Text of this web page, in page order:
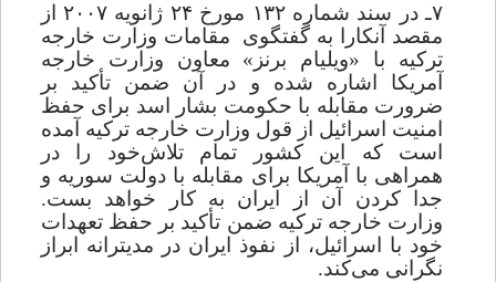
۷ـ در سند شماره ۱۳۲ مورخ ۲۴ ژانویه ۲۰۰۷ از
مقصد آنکارا به گفتگوی
مقامات وزارت خارجه
ترکیه با «ویلیام برنز» معاون وزارت خارجه
آمریکا اشاره شده و در آن ضمن تأکید بر
ضرورت مقابله با حکومت بشار اسد برای حفظ
امنیت اسرائیل از قول وزارت خارجه ترکیه ‌آمده
است که ‌این کشور تمام ‌تلاش‌خود را در
همراهی با آمریکا برای مقابله با دولت سوریه و
جدا کردن آن از ایران به کار خواهد بست.
وزارت خارجه ترکیه‌ ضمن تأکید بر حفظ تعهدات‌
خود با اسرائیل، از نفوذ ایران در مدیترانه ابراز
نگرانی میکند.